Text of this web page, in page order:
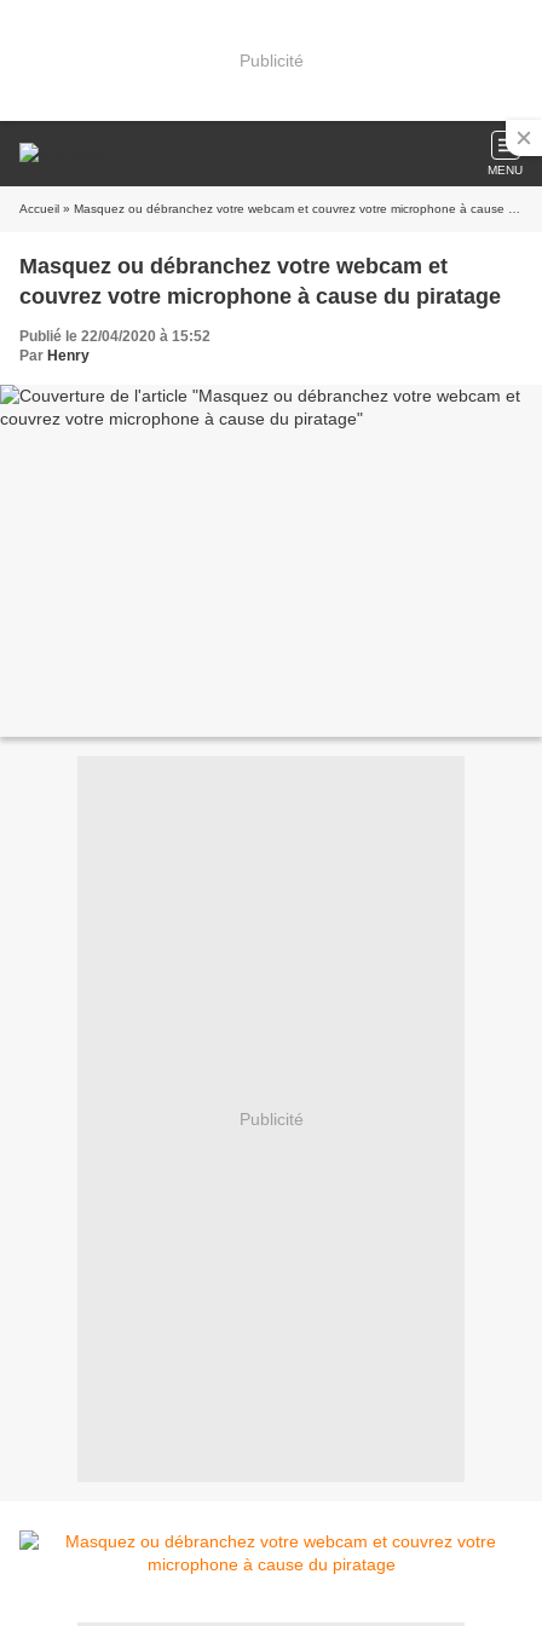
Publicité
MENU
Accueil » Masquez ou débranchez votre webcam et couvrez votre microphone à cause du piratage
Masquez ou débranchez votre webcam et
couvrez votre microphone à cause du piratage
Publié le 22/04/2020 à 15:52
Par Henry
Publicité